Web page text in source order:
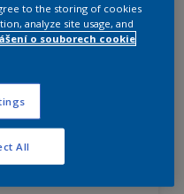
to the storing of cookies
analyze site usage, and
o souborech cookie
All